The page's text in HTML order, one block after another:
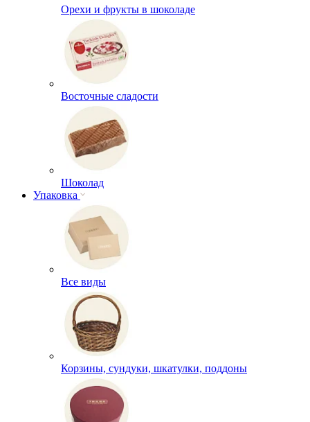
Орехи и фрукты в шоколаде
Восточные сладости
Шоколад
Упаковка
Все виды
Корзины, сундуки, шкатулки, поддоны